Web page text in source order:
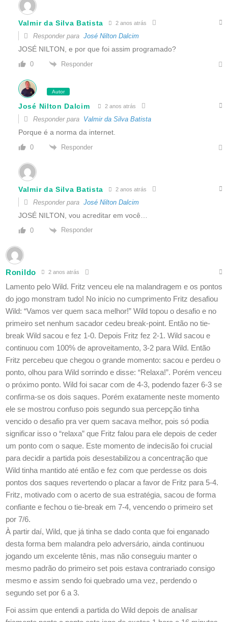
Valmir da Silva Batista 2 anos atrás
Responder para José Nilton Dalcim
JOSÉ NILTON, e por que foi assim programado?
0 Responder
Autor
José Nilton Dalcim 2 anos atrás
Responder para Valmir da Silva Batista
Porque é a norma da internet.
0 Responder
Valmir da Silva Batista 2 anos atrás
Responder para José Nilton Dalcim
JOSÉ NILTON, vou acreditar em você…
0 Responder
Ronildo 2 anos atrás
Lamento pelo Wild. Fritz venceu ele na malandragem e os pontos
do jogo monstram tudo! No início no cumprimento Fritz desafiou
Wild: “Vamos ver quem saca melhor!” Wild topou o desafio e no
primeiro set nenhum sacador cedeu break-point. Então no tie-
break Wild sacou e fez 1-0. Depois Fritz fez 2-1. Wild sacou e
continuou com 100% de aproveitamento, 3-2 para Wild. Então
Fritz percebeu que chegou o grande momento: sacou e perdeu o
ponto, olhou para Wild sorrindo e disse: “Relaxa!”. Porém venceu
o próximo ponto. Wild foi sacar com de 4-3, podendo fazer 6-3 se
confirma-se os dois saques. Porém exatamente neste momento
ele se mostrou confuso pois segundo sua percepção tinha
vencido o desafio pra ver quem sacava melhor, pois só podia
significar isso o “relaxa” que Fritz falou para ele depois de ceder
um ponto com o saque. Este momento de indecisão foi crucial
para decidir a partida pois desestabilizou a concentração que
Wild tinha mantido até então e fez com que perdesse os dois
pontos dos saques revertendo o placar a favor de Fritz para 5-4.
Fritz, motivado com o acerto de sua estratégia, sacou de forma
confiante e fechou o tie-break em 7-4, vencendo o primeiro set
por 7/6.
À partir daí, Wild, que já tinha se dado conta que foi enganado
desta forma bem malandra pelo adversário, ainda continuou
jogando um excelente tênis, mas não conseguiu manter o
mesmo padrão do primeiro set pois estava contrariado consigo
mesmo e assim sendo foi quebrado uma vez, perdendo o
segundo set por 6 a 3.
Foi assim que entendi a partida do Wild depois de analisar